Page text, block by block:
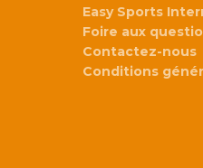
Easy Sports
Foire aux
Contactez-nous
Conditions